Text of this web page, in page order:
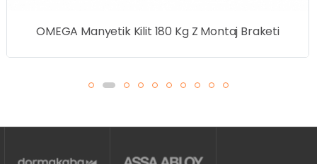
OMEGA Manyetik Kilit 180 Kg Z Montaj Braketi